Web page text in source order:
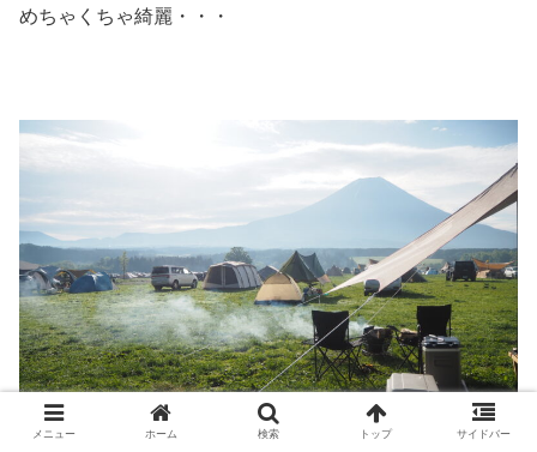
めちゃくちゃ綺麗・・・
メニュー ホーム 検索 トップ サイドバー